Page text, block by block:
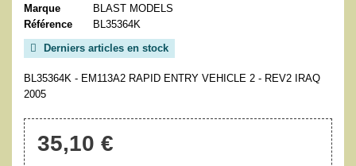
Marque
BLAST MODELS
Référence
BL35364K
 Derniers articles en stock
BL35364K - EM113A2 RAPID ENTRY VEHICLE 2 - REV2 IRAQ
2005
35,10 €